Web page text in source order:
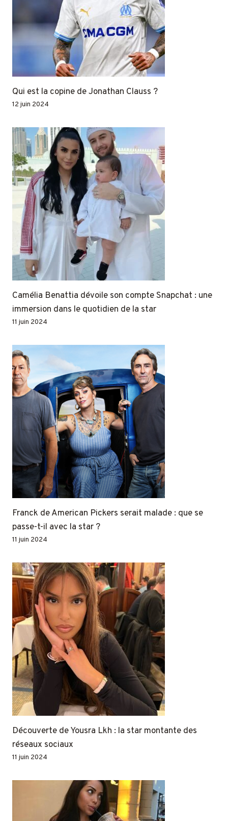
Qui est la copine de Jonathan Clauss ?
12 juin 2024
Camélia Benattia dévoile son compte Snapchat : une
immersion dans le quotidien de la star
11 juin 2024
Franck de American Pickers serait malade : que se
passe-t-il avec la star ?
11 juin 2024
Découverte de Yousra Lkh : la star montante des
réseaux sociaux
11 juin 2024